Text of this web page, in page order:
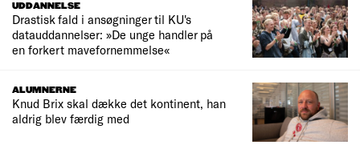
UDDANNELSE
Drastisk fald i ansøgninger til KU's
datauddannelser: »De unge handler på
en forkert mavefornemmelse«
ALUMNERNE
Knud Brix skal dække det kontinent, han
aldrig blev færdig med